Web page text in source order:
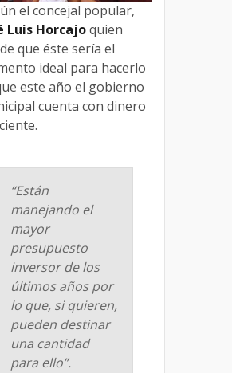
el concejal popular,
Luis Horcajoquien
que éste sería el
ideal para hacerlo
este año el gobierno
cuenta con dinero
“Están
manejando el
mayor
presupuesto
inversor de los
últimos años por
lo que, si quieren,
pueden destinar
una cantidad
para ello”.